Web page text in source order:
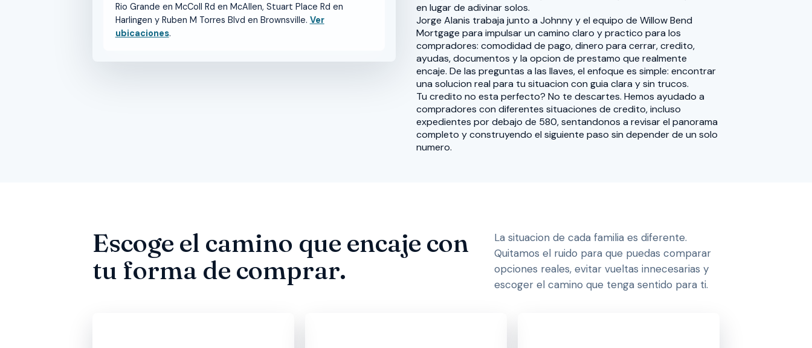
Rio Grande en McColl Rd en McAllen, Stuart Place Rd en
Harlingen y Ruben M Torres Blvd en Brownsville. Ver
ubicaciones.
en lugar de adivinar solos.
Jorge Alanis trabaja junto a Johnny y el equipo de Willow Bend
Mortgage para impulsar un camino claro y practico para los
compradores: comodidad de pago, dinero para cerrar, credito,
ayudas, documentos y la opcion de prestamo que realmente
encaje. De las preguntas a las llaves, el enfoque es simple: encontrar
una solucion real para tu situacion con guia clara y sin trucos.
Tu credito no esta perfecto? No te descartes. Hemos ayudado a
compradores con diferentes situaciones de credito, incluso
expedientes por debajo de 580, sentandonos a revisar el panorama
completo y construyendo el siguiente paso sin depender de un solo
numero.
Escoge el camino que encaje con
tu forma de comprar.
La situacion de cada familia es diferente.
Quitamos el ruido para que puedas comparar
opciones reales, evitar vueltas innecesarias y
escoger el camino que tenga sentido para ti.